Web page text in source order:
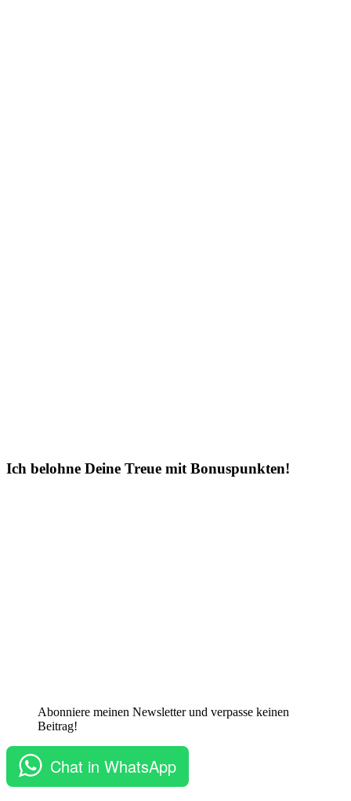
Ich belohne Deine Treue mit Bonuspunkten!
Abonniere meinen Newsletter und verpasse keinen
Beitrag!
Chat in WhatsApp